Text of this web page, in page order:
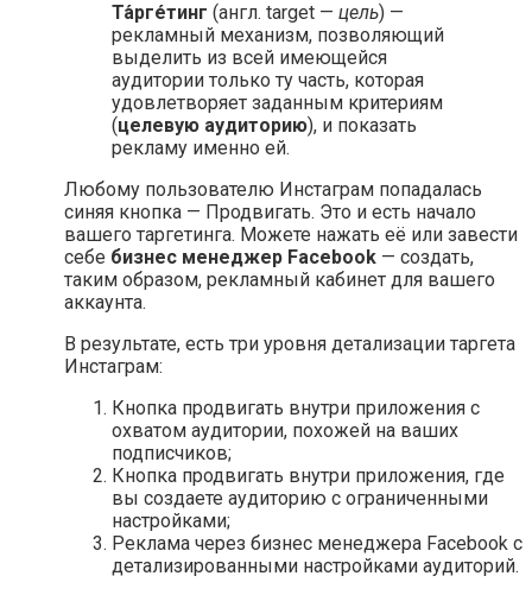
Та́рге́тинг (англ. target — цель) —
рекламный механизм, позволяющий
выделить из всей имеющейся
аудитории только ту часть, которая
удовлетворяет заданным критериям
(целевую аудиторию), и показать
рекламу именно ей.
Любому пользователю Инстаграм попадалась
синяя кнопка — Продвигать. Это и есть начало
вашего таргетинга. Можете нажать её или завести
себе бизнес менеджер Facebook — создать,
таким образом, рекламный кабинет для вашего
аккаунта.
В результате, есть три уровня детализации таргета
Инстаграм:
Кнопка продвигать внутри приложения с
охватом аудитории, похожей на ваших
подписчиков;
Кнопка продвигать внутри приложения, где
вы создаете аудиторию с ограниченными
настройками;
Реклама через бизнес менеджера Facebook с
детализированными настройками аудиторий.